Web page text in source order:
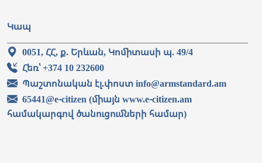
Կապ
0051, ՀՀ, ք. Երևան, Կոմիտասի պ. 49/4
Հեռ՝ +374 10 232600
Պաշտոնական էլ.փոստ info@armstandard.am
65441@e-citizen (միայն www.e-citizen.am
համակարգով ծանուցումների համար)